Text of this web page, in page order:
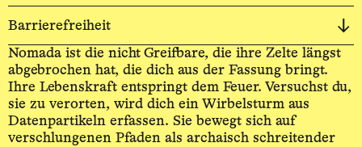
Barrierefreiheit
Nomada ist die nicht Greifbare, die ihre Zelte längst
abgebrochen hat, die dich aus der Fassung bringt.
Ihre Lebenskraft entspringt dem Feuer. Versuchst du,
sie zu verorten, wird dich ein Wirbelsturm aus
Daten­partikeln erfassen. Sie bewegt sich auf
verschlungenen Pfaden als archaisch schreitender